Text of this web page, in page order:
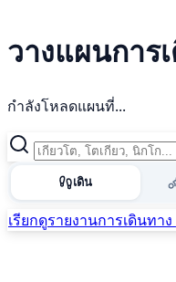
วางแผนการ
กำลังโหลดแผนที่...
เดิน
เรียกดูรายงานการเดินทาง